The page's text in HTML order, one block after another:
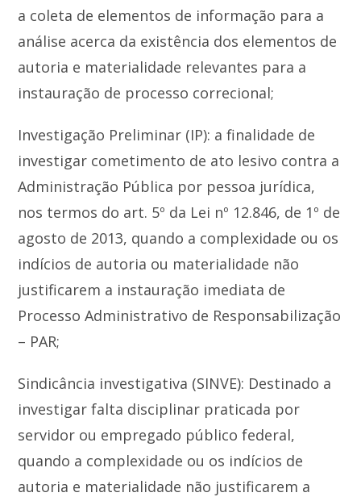
a coleta de elementos de informação para a
análise acerca da existência dos elementos de
autoria e materialidade relevantes para a
instauração de processo correcional;
Investigação Preliminar (IP): a finalidade de
investigar cometimento de ato lesivo contra a
Administração Pública por pessoa jurídica,
nos termos do art. 5º da Lei nº 12.846, de 1º de
agosto de 2013, quando a complexidade ou os
indícios de autoria ou materialidade não
justificarem a instauração imediata de
Processo Administrativo de Responsabilização
– PAR;
Sindicância investigativa (SINVE): Destinado a
investigar falta disciplinar praticada por
servidor ou empregado público federal,
quando a complexidade ou os indícios de
autoria e materialidade não justificarem a